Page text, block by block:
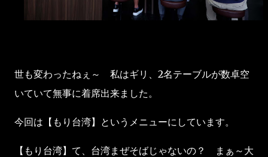
世も変わったねぇ～ 私はギリ、2名テーブルが数卓空
いていて無事に着席出来ました。
今回は【もり台湾】というメニューにしています。
【もり台湾】て、台湾まぜそばじゃないの？ まぁ～大